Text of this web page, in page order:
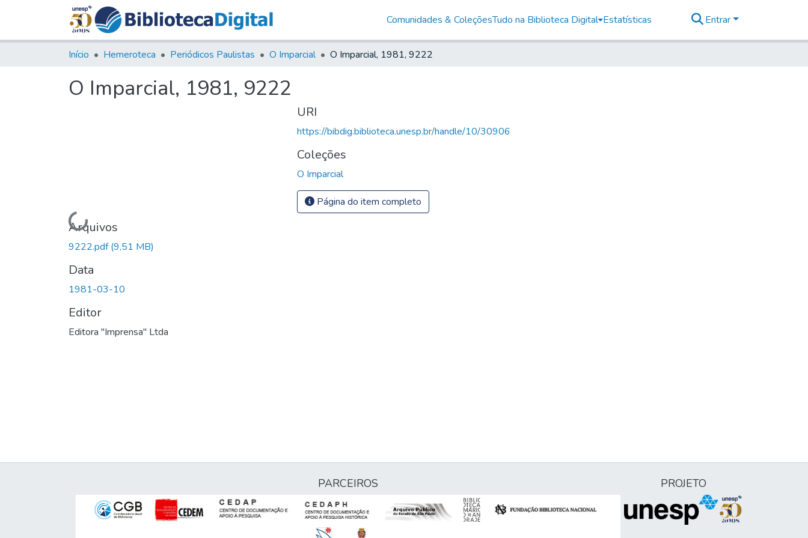
Comunidades & ColeçõesTudo na Biblioteca Digital Estatísticas Entrar
Início Hemeroteca Periódicos Paulistas O Imparcial O Imparcial, 1981, 9222
O Imparcial, 1981, 9222
Carregando...
Arquivos
9222.pdf(9,51 MB)
Data
1981-03-10
Editor
Editora "Imprensa" Ltda
URI
https://bibdig.biblioteca.unesp.br/handle/10/30906
Coleções
O Imparcial
Página do item completo
PARCEIROS PROJETO